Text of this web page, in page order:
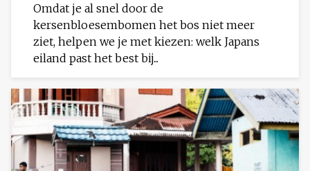
Omdat je al snel door de
kersenbloesembomen het bos niet meer
ziet, helpen we je met kiezen: welk Japans
eiland past het best bij...